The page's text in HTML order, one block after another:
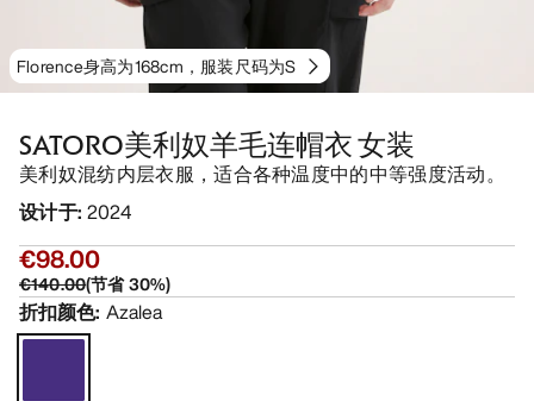
Florence身高为168cm，服装尺码为S
SATORO美利奴羊毛连帽衣 女装
美利奴混纺内层衣服，适合各种温度中的中等强度活动。
设计于: 2024
€98.00
€140.00(节省30%)
折扣颜色: Azalea